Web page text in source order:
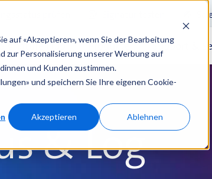
auf «Akzeptieren», wenn Sie der Bearbeitung
zur Personalisierung unserer Werbung auf
und Kunden zustimmen.
und speichern Sie Ihre eigenen Cookie-
Akzeptieren Ablehnen
Hub Produkte Support &
& Log